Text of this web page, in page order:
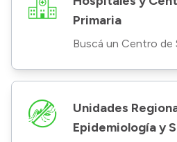
Primaria
Buscá un Centro de
Unidades
Epidemiología y